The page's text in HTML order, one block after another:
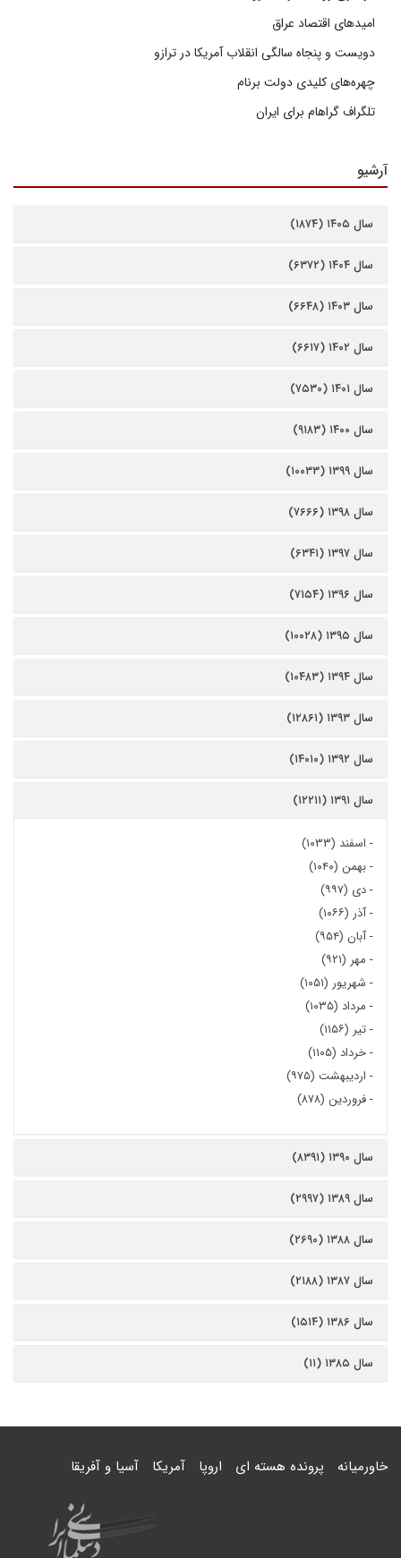
امیدهای اقتصاد عراق
دویست و پنجاه سالگی انقلاب آمریکا در ترازو
چهره‌های کلیدی دولت برنام
تلگراف گراهام برای ایران
آرشیو
سال ۱۴۰۵ (۱۸۷۴)
سال ۱۴۰۴ (۶۳۷۲)
سال ۱۴۰۳ (۶۶۴۸)
سال ۱۴۰۲ (۶۶۱۷)
سال ۱۴۰۱ (۷۵۳۰)
سال ۱۴۰۰ (۹۱۸۳)
سال ۱۳۹۹ (۱۰۰۳۳)
سال ۱۳۹۸ (۷۶۶۶)
سال ۱۳۹۷ (۶۳۴۱)
سال ۱۳۹۶ (۷۱۵۴)
سال ۱۳۹۵ (۱۰۰۲۸)
سال ۱۳۹۴ (۱۰۴۸۳)
سال ۱۳۹۳ (۱۲۸۶۱)
سال ۱۳۹۲ (۱۴۰۱۰)
سال ۱۳۹۱ (۱۲۲۱۱)
- اسفند (۱۰۳۳)
-بهمن (۱۰۴۰)
-دی (۹۹۷)
-آذر (۱۰۶۶)
-آبان (۹۵۴)
- مهر (۹۲۱)
- شهریور (۱۰۵۱)
- مرداد (۱۰۳۵)
-تیر (۱۱۵۶)
-خرداد (۱۱۰۵)
- اردیبهشت (۹۷۵)
-فروردین (۸۷۸)
سال ۱۳۹۰ (۸۳۹۱)
سال ۱۳۸۹ (۲۹۹۷)
سال ۱۳۸۸ (۲۶۹۰)
سال ۱۳۸۷ (۲۱۸۸)
سال ۱۳۸۶ (۱۵۱۴)
سال ۱۳۸۵ (۱۱)
خاورمیانه پرونده هسته ای اروپا آمریکا آسیا و آفریقا